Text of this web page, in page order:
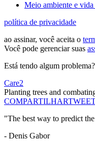
Meio ambiente e vida
política de privacidade
ao assinar, você aceita o
Você pode gerenciar suas
Está tendo algum
Care2
Planting trees and
COMPARTILHAR
"The best way to predict
- Denis Gabor